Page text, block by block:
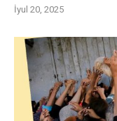
İyul 20, 2025